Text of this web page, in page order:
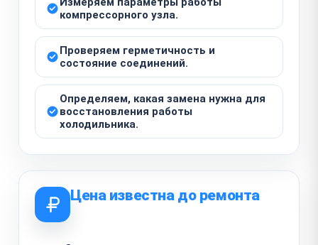
компрессорного узла.
Проверяем герметичность и
состояние соединений.
Определяем, какая замена нужна для
восстановления работы
холодильника.
Цена известна до ремонта